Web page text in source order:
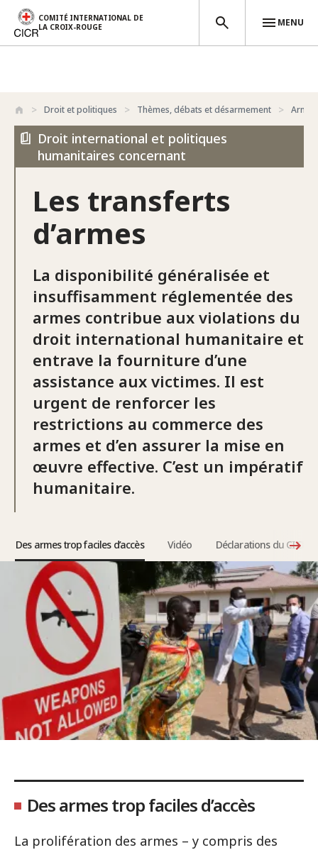
Aller au contenu principal
COMITÉ INTERNATIONAL DE
LA CROIX-ROUGE
MENU
Droit et politiques Thèmes, débats et désarmement
Droit international et politiques
humanitaires concernant
Les transferts
d’armes
La disponibilité généralisée et
insuffisamment réglementée des
armes contribue aux violations du
droit international humanitaire et
entrave la fourniture d’une
assistance aux victimes. Il est
urgent de renforcer les
restrictions au commerce des
armes et d’en assurer la mise en
œuvre effective. C’est un impératif
humanitaire.
Des armes trop faciles d’accès Vidéo Déclarations du CICR
Des armes trop faciles d’accès
La prolifération des armes – y compris des